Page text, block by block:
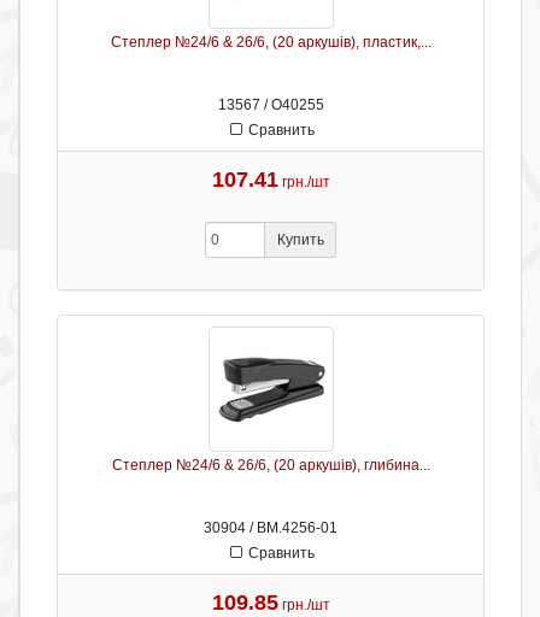
Степлер №24/6 & 26/6, (20 аркушів), пластик,...
13567 / О40255
Сравнить
107.41 грн./шт
Купить
Степлер №24/6 & 26/6, (20 аркушів), глибина...
30904 / ВМ.4256-01
Сравнить
109.85 грн./шт